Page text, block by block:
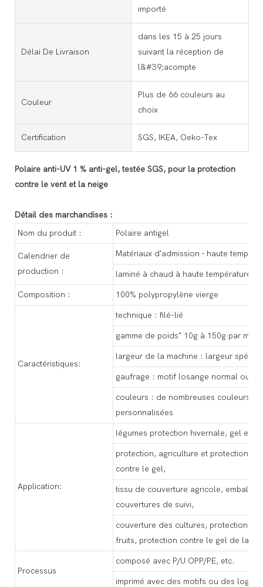
importé
Délai De Livraison
dans les 15 à 25 jours
suivant la réception de
l&#39;acompte
Couleur
Plus de 66 couleurs au
choix
Certification SGS, IKEA, Oeko-Tex
Polaire anti-UV 1 % anti-gel, testée SGS, pour la protection
contre le vent et la neige
Détail des marchandises :
Nom du produit :
Polaire antigel
Calendrier de
production :
Matériaux d'admission - haute
laminé à chaud à haute température -
Composition : 100% polypropylène vierge
Caractéristiques:
technique : filé-lié
gamme de poids" 10g à 150g par m2
largeur de la machine : largeur
gaufrage : motif losange normal ou
couleurs : de nombreuses couleurs
personnalisées
Application:
légumes protection hivernale, gel et
protection, agriculture et protection
contre le gel,
tissu de couverture agricole,
couvertures de suivi,
couverture des cultures, protection
fruits, protection contre le gel de la
Processus
composé avec P/U OPP/PE, etc.
imprimé avec des motifs ou des logos